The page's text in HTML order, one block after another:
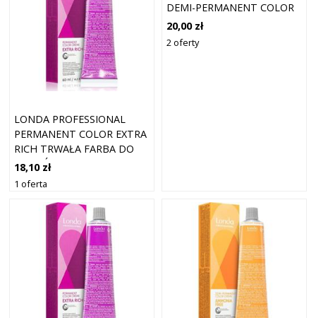
LONDA PROFESSIONAL
PERMANENT COLOR EXTRA
RICH TRWAŁA FARBA DO
WŁOSÓW 0/33 60 ML
18,10 zł
1 oferta
DEMI-PERMANENT COLOR
CREME DEMI-
PERMANENTNA FARBA DO
WŁOSÓW ODCIEŃ 60 ML
20,00 zł
2 oferty